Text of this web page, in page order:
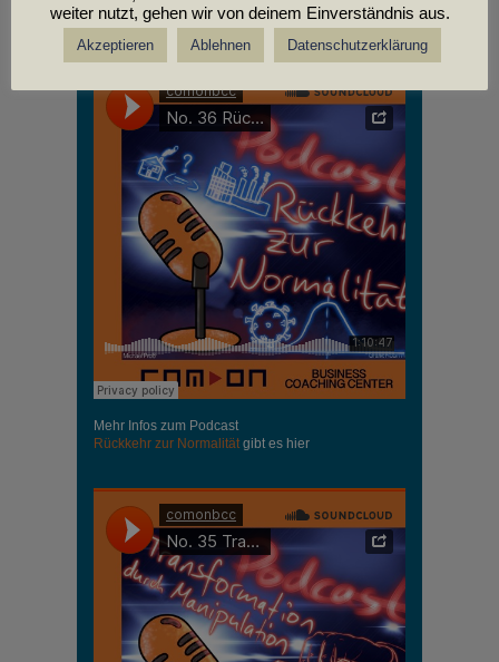
PODCASTS
Mehr Infos zum Podcast
Rückkehr zur Normalitätgibt es hier
weiter nutzt, gehen wir von deinem Einverständnis aus.
Akzeptieren Ablehnen Datenschutzerklärung